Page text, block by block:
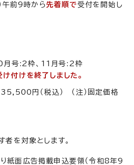
午前9時から先着順で受付を開始し
号:2枠、11月号:2枠
付けを終了しました。
円（税込） （注）固定価格
を対象とします。
紙面広告掲載申込要領（令和8年9